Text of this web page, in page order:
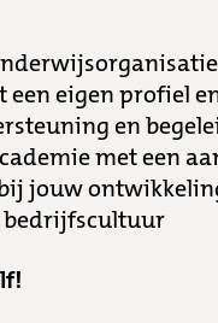
een eigen profiel
en
met een
jouw
bedrijfscultuur